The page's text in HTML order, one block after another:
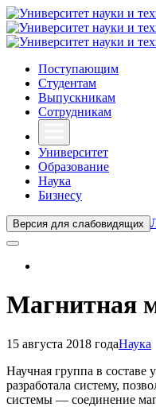
Поступающим
Студентам
Выпускникам
Сотрудникам
Университет
Образование
Наука
Бизнесу
Версия для слабовидящих
Магнитная
15 августа 2018 годаНаука
Научная группа в
разработала систему,
системы — соединение